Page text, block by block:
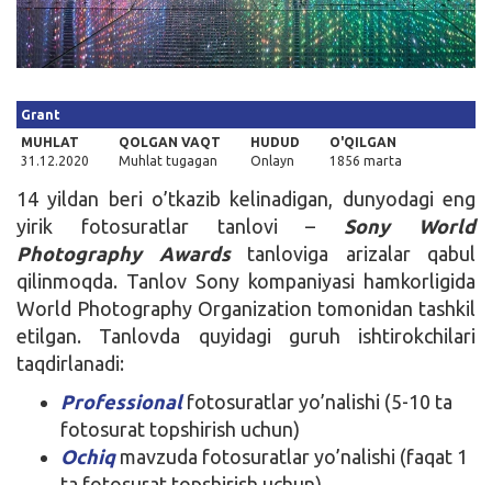
Grant
MUHLAT
31.12.2020
QOLGAN VAQT
Muhlat tugagan
HUDUD
Onlayn
O'QILGAN
1856 marta
14 yildan beri o’tkazib kelinadigan, dunyodagi eng
yirik fotosuratlar tanlovi – Sony World
Photography Awards tanloviga arizalar qabul
qilinmoqda. Tanlov Sony kompaniyasi hamkorligida
World Photography Organization tomonidan tashkil
etilgan. Tanlovda quyidagi guruh ishtirokchilari
taqdirlanadi:
Professionalfotosuratlar yo’nalishi (5-10 ta
fotosurat topshirish uchun)
Ochiqmavzuda fotosuratlar yo’nalishi (faqat 1